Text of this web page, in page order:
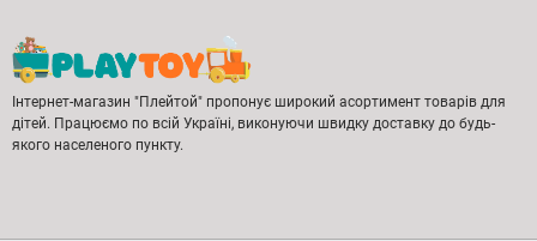
Інтернет-магазин "Плейтой" пропонує широкий асортимент товарів для
дітей. Працюємо по всій Україні, виконуючи швидку доставку до будь-
якого населеного пункту.